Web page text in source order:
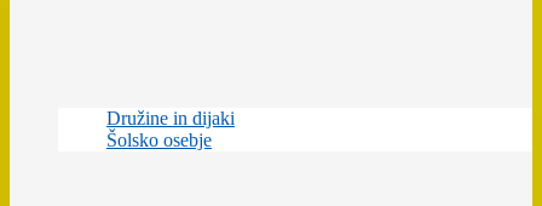
Družine in dijaki
Šolsko osebje